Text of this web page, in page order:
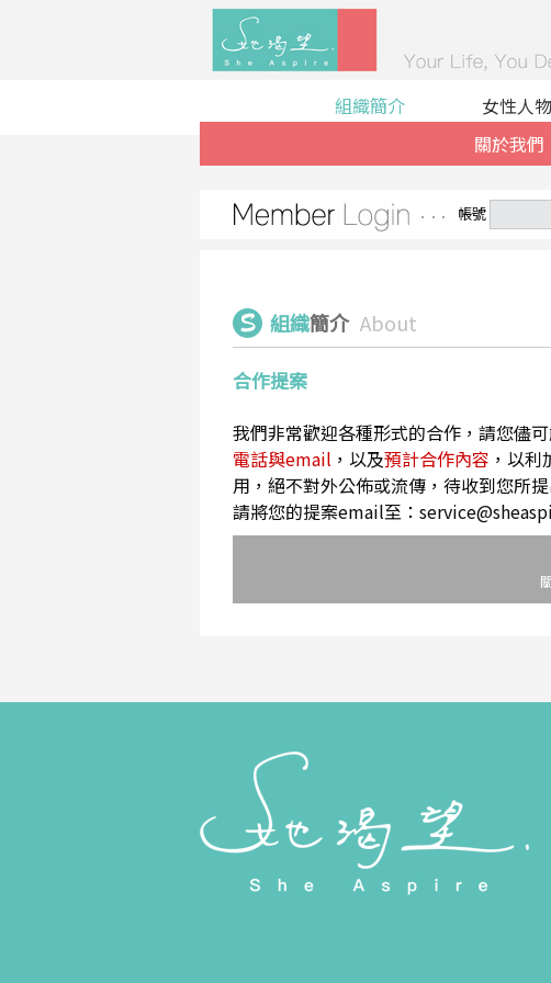
組織簡介
關於我們
女性人物
帳號
組織簡介 About
合作提案
我們非常歡迎各種形式的合作，請您儘
電話與email ，以及預計合作內容 ，以
用，絕不對外公佈或流傳，待收到您所
請將您的提案email至：